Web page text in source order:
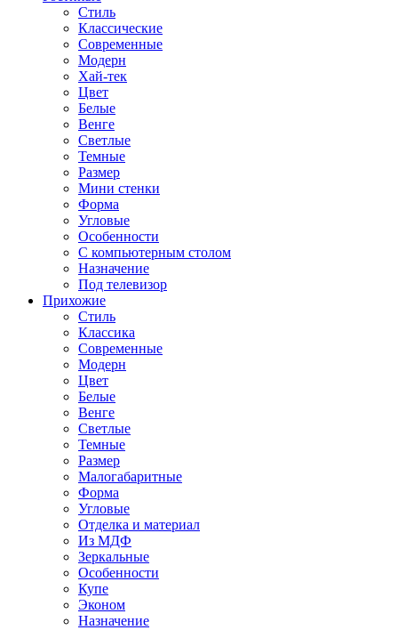
Стиль
Классические
Современные
Модерн
Хай-тек
Цвет
Белые
Венге
Светлые
Темные
Размер
Мини стенки
Форма
Угловые
Особенности
С компьютерным столом
Назначение
Под телевизор
Прихожие
Стиль
Классика
Современные
Модерн
Цвет
Белые
Венге
Светлые
Темные
Размер
Малогабаритные
Форма
Угловые
Отделка и материал
Из МДФ
Зеркальные
Особенности
Купе
Эконом
Назначение